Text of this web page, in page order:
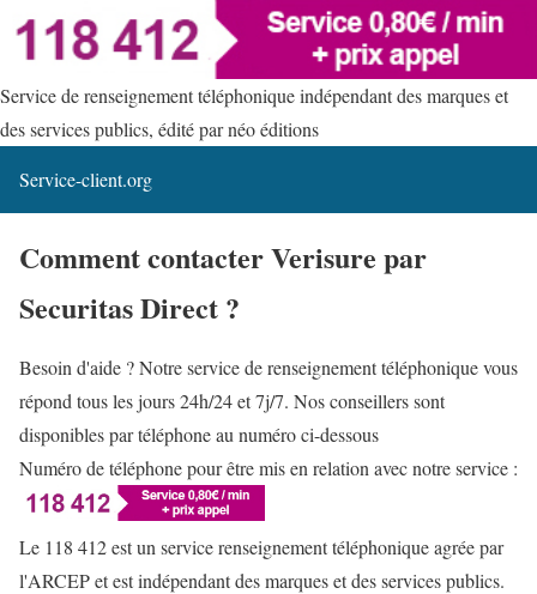
Service de renseignement téléphonique indépendant des marques et
des services publics, édité par néo éditions
Service-client.org
Comment contacter Verisure par
Securitas Direct ?
Besoin d'aide ? Notre service de renseignement téléphonique vous
répond tous les jours 24h/24 et 7j/7. Nos conseillers sont
disponibles par téléphone au numéro ci-dessous
Numéro de téléphone pour être mis en relation avec notre service :
Le 118 412 est un service renseignement téléphonique agrée par
l'ARCEP et est indépendant des marques et des services publics.